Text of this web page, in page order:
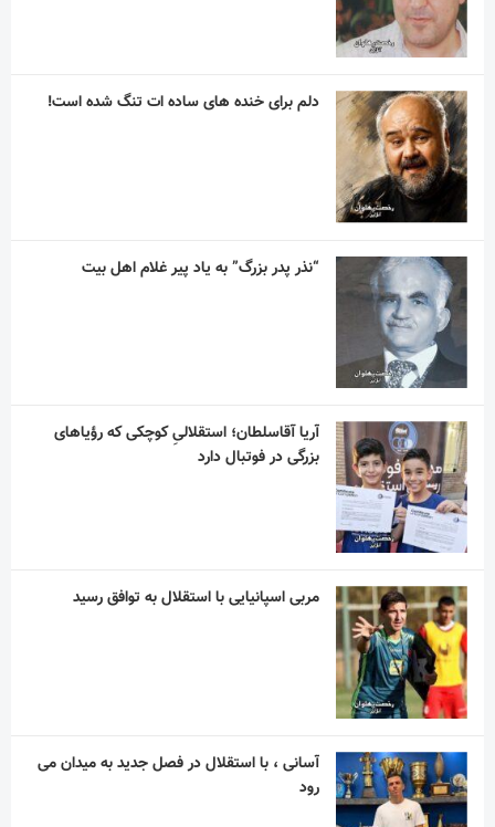
دلم برای خنده های ساده ات تنگ شده است!
“نذر پدر بزرگ” به یاد پیر غلام اهل بیت
آریا آقاسلطان؛ استقلالیِ کوچکی که رؤیاهای
بزرگی در فوتبال دارد
مربی اسپانیایی با استقلال به توافق رسید
آسانی ، با استقلال در فصل جدید به میدان می
رود